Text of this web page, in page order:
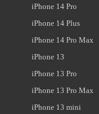
iPhone 14 Pro
iPhone 14 Plus
iPhone 14 Pro Max
iPhone 13
iPhone 13 Pro
iPhone 13 Pro Max
iPhone 13 mini